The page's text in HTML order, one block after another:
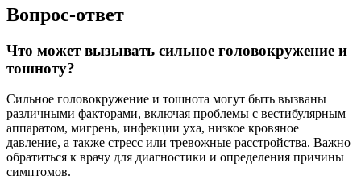
Вопрос-ответ
Что может вызывать сильное головокружение и
тошноту?
Сильное головокружение и тошнота могут быть вызваны
различными факторами, включая проблемы с вестибулярным
аппаратом, мигрень, инфекции уха, низкое кровяное
давление, а также стресс или тревожные расстройства. Важно
обратиться к врачу для диагностики и определения причины
симптомов.